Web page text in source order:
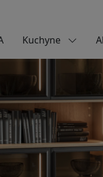
Kuchyne